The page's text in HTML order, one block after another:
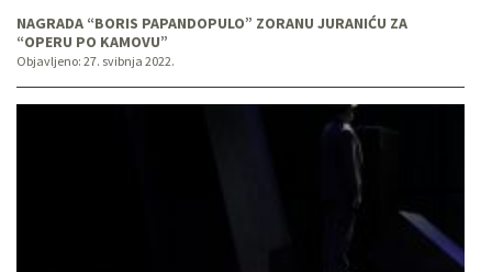
NAGRADA “BORIS PAPANDOPULO” ZORANU JURANIĆU ZA
“OPERU PO KAMOVU”
Objavljeno: 27. svibnja 2022.